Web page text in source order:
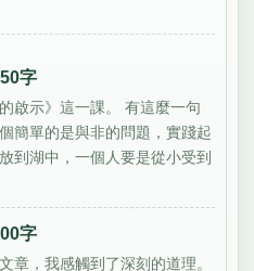
字
啟示》這一課。 有這麼一句
簡單的是與非的問題，實踐起
到湖中，一個人要是從小受到
字
章，我感觸到了深刻的道理。